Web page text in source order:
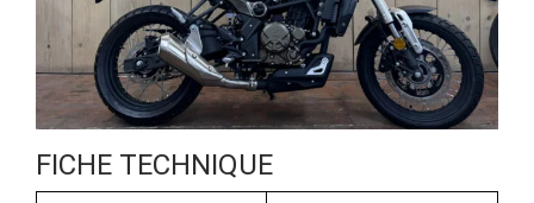
FICHE TECHNIQUE